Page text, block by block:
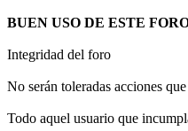
BUEN USO DE ESTE
Integridad del foro
No serán toleradas acciones
Todo aquel usuario que